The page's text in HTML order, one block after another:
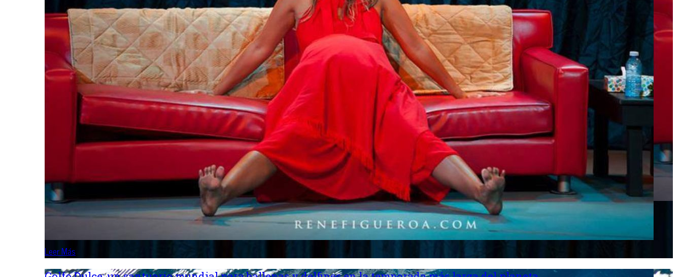
Leer Más